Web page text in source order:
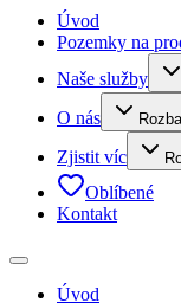
Úvod
Pozemky na
Naše služby
O nás
Zjistit víc
Oblíbené
Kontakt
Úvod